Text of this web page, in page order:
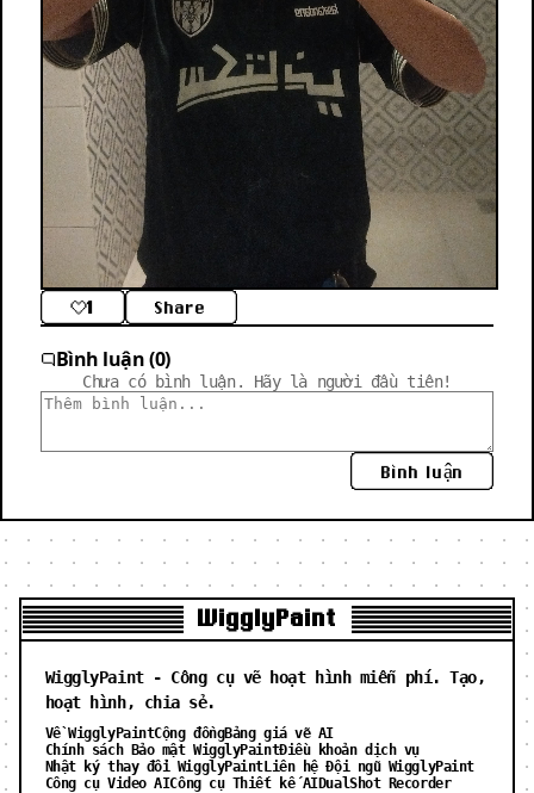
1 Share
Bình luận (0)
Chưa có bình luận. Hãy là người đầu tiên!
Bình luận
WigglyPaint
WigglyPaint - Công cụ vẽ hoạt hình miễn phí. Tạo,
hoạt hình, chia sẻ.
Về WigglyPaintCộng đồngBảng giá vẽ AI
Chính sách Bảo mật WigglyPaintĐiều khoản dịch vụ
Nhật ký thay đổi WigglyPaintLiên hệ Đội ngũ WigglyPaint
Công cụ Video AICông cụ Thiết kế AIDualShot Recorder